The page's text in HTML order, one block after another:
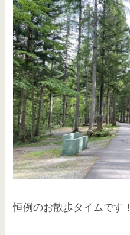
恒例のお散歩タイムです！